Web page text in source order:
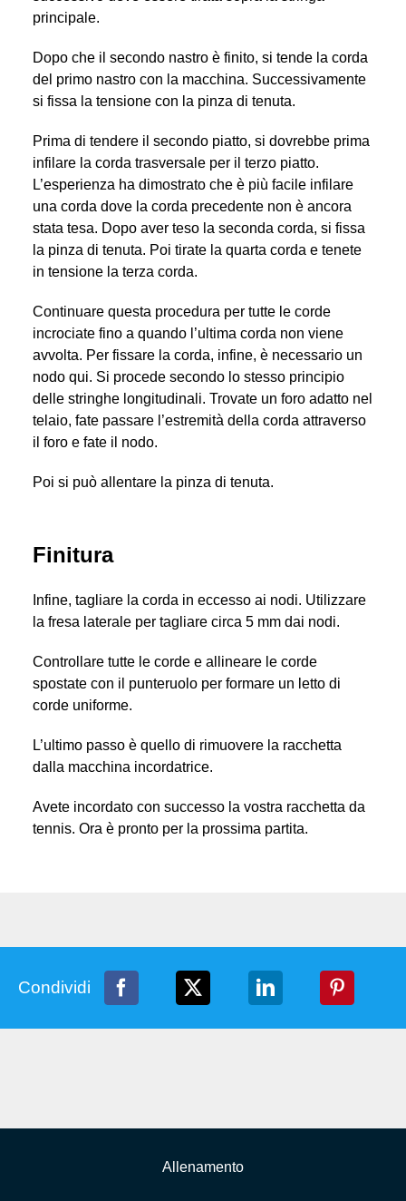
principale.
Dopo che il secondo nastro è finito, si tende la corda
del primo nastro con la macchina. Successivamente
si fissa la tensione con la pinza di tenuta.
Prima di tendere il secondo piatto, si dovrebbe prima
infilare la corda trasversale per il terzo piatto.
L’esperienza ha dimostrato che è più facile infilare
una corda dove la corda precedente non è ancora
stata tesa. Dopo aver teso la seconda corda, si fissa
la pinza di tenuta. Poi tirate la quarta corda e tenete
in tensione la terza corda.
Continuare questa procedura per tutte le corde
incrociate fino a quando l’ultima corda non viene
avvolta. Per fissare la corda, infine, è necessario un
nodo qui. Si procede secondo lo stesso principio
delle stringhe longitudinali. Trovate un foro adatto nel
telaio, fate passare l’estremità della corda attraverso
il foro e fate il nodo.
Poi si può allentare la pinza di tenuta.
Finitura
Infine, tagliare la corda in eccesso ai nodi. Utilizzare
la fresa laterale per tagliare circa 5 mm dai nodi.
Controllare tutte le corde e allineare le corde
spostate con il punteruolo per formare un letto di
corde uniforme.
L’ultimo passo è quello di rimuovere la racchetta
dalla macchina incordatrice.
Avete incordato con successo la vostra racchetta da
tennis. Ora è pronto per la prossima partita.
Condividi
Allenamento